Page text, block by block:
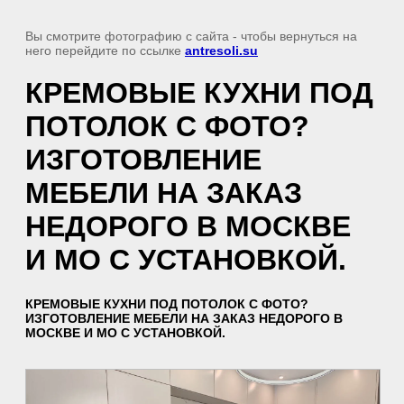
Вы смотрите фотографию с сайта - чтобы вернуться на
него перейдите по ссылке antresoli.su
КРЕМОВЫЕ КУХНИ ПОД
ПОТОЛОК С ФОТО?
ИЗГОТОВЛЕНИЕ
МЕБЕЛИ НА ЗАКАЗ
НЕДОРОГО В МОСКВЕ
И МО С УСТАНОВКОЙ.
КРЕМОВЫЕ КУХНИ ПОД ПОТОЛОК С ФОТО?
ИЗГОТОВЛЕНИЕ МЕБЕЛИ НА ЗАКАЗ НЕДОРОГО В
МОСКВЕ И МО С УСТАНОВКОЙ.